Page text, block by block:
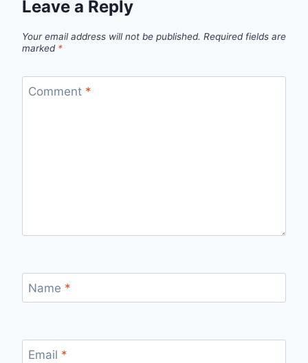
Leave a Reply
Your email address will not be published. Required fields are
marked *
Comment *
Name *
Email *